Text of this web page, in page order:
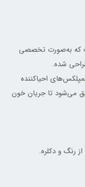
که به‌صورت تخصصی
شده.
احیاکننده
می‌شود تا جریان خون
رنگ و دکلره.